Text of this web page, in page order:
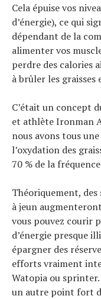
Cela épuise vos
d’énergie), ce qui
dépendant de la
alimenter vos
perdre des calories
à brûler les
C’était un concept
et athlète Ironman
nous avons tous
l’oxydation des
70 % de la
Théoriquement,
à jeun
vous pouvez courir
d’énergie presque
épargner des
efforts vraiment
Watopia ou
un autre point fort